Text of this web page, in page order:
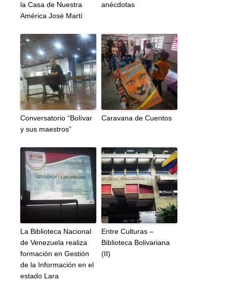
la Casa de Nuestra
América José Martí
anécdotas
Conversatorio “Bolívar
y sus maestros”
Caravana de Cuentos
La Biblioteca Nacional
de Venezuela realiza
formación en Gestión
de la Información en el
estado Lara
Entre Culturas –
Biblioteca Bolivariana
(II)